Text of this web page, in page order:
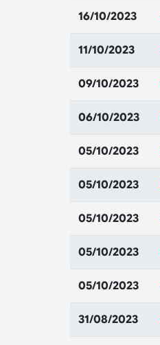
16/10/2023
11/10/2023
09/10/2023
06/10/2023
05/10/2023
05/10/2023
05/10/2023
05/10/2023
05/10/2023
31/08/2023